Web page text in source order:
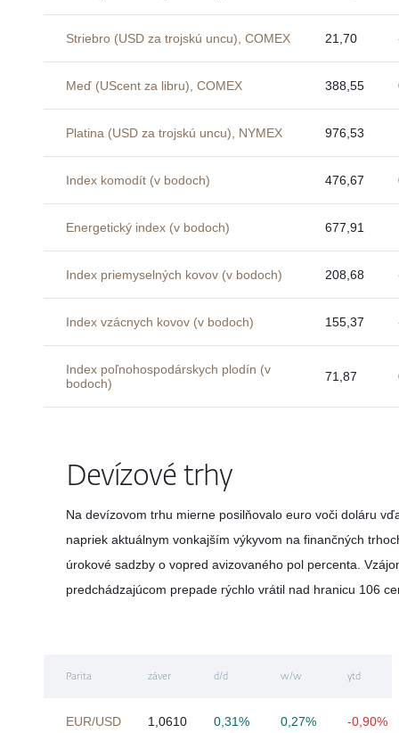
Striebro (USD za trojskú uncu), COMEX 21,70
Meď (UScent za libru), COMEX 388,55
Platina (USD za trojskú uncu), NYMEX 976,53
Index komodít (v bodoch) 476,67
Energetický index (v bodoch) 677,91
Index priemyselných kovov (v bodoch) 208,68
Index vzácnych kovov (v bodoch) 155,37
Index poľnohospodárskych plodín (v
bodoch)
71,87
Devízové trhy
Na devízovom trhu mierne posilňovalo euro voči doláru
napriek aktuálnym vonkajším výkyvom na finančných
úrokové sadzby o vopred avizovaného pol percenta.
predchádzajúcom prepade rýchlo vrátil nad hranicu 106
Parita záver d/d w/w ytd
EUR/USD 1,0610 0,31% 0,27% -0,90%